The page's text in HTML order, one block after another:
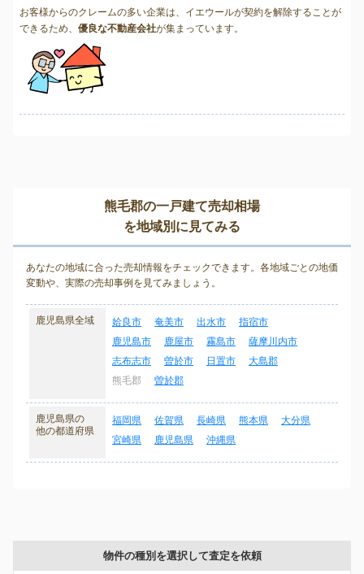
お客様からのクレームの多い企業は、イエウールが契約を解除することが
できるため、 優良な不動産会社が集まっています。
熊毛郡の一戸建て売却相場
を地域別に見てみる
あなたの地域に合った売却情報をチェックできます。各地域ごとの地価
変動や、実際の売却事例を見てみましょう。
鹿児島県全域 姶良市 奄美市 出水市
指宿市
鹿児島市
鹿屋市 霧島市
薩摩川内市
志布志市
曽於市 日置市
大島郡
熊毛郡
曽於郡
鹿児島県の
他の都道府県
福岡県 佐賀県 長崎県 熊本県
大分県
宮崎県
鹿児島県 沖縄県
物件の種別を選択して査定を依頼